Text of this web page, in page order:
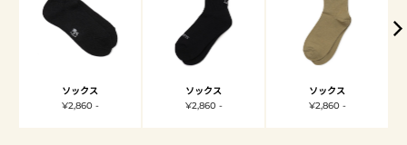
ソックス
¥2,860 -
ソックス
¥2,860 -
ソックス
¥2,860 -